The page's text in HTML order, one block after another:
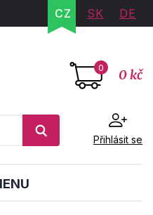
CZ SK DE
0 0 kč
Přihlásit se